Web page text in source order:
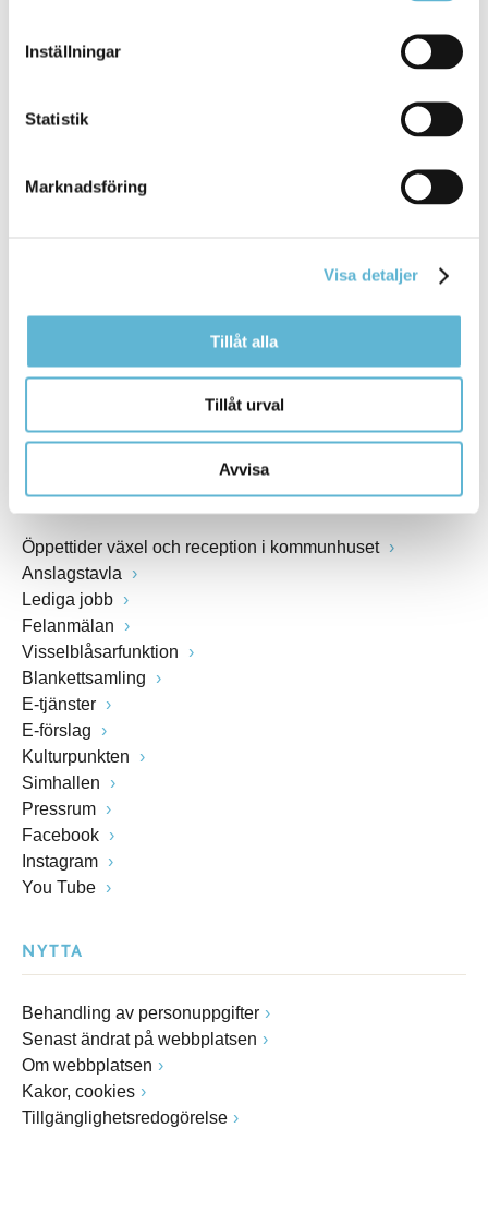
Inställningar
Statistik
Marknadsföring
Visa detaljer
Tillåt alla
Tillåt urval
Avvisa
Postadress
www.bromolla.se
Växel: 0456-82 20 00
Öppettider växel och reception i kommunhuset
Anslagstavla
Lediga jobb
Felanmälan
Visselblåsarfunktion
Blankettsamling
E-tjänster
E-förslag
Kulturpunkten
Simhallen
Pressrum
Facebook
Instagram
You Tube
NYTTA
Behandling av personuppgifter
Senast ändrat på webbplatsen
Om webbplatsen
Kakor, cookies
Tillgänglighetsredogörelse